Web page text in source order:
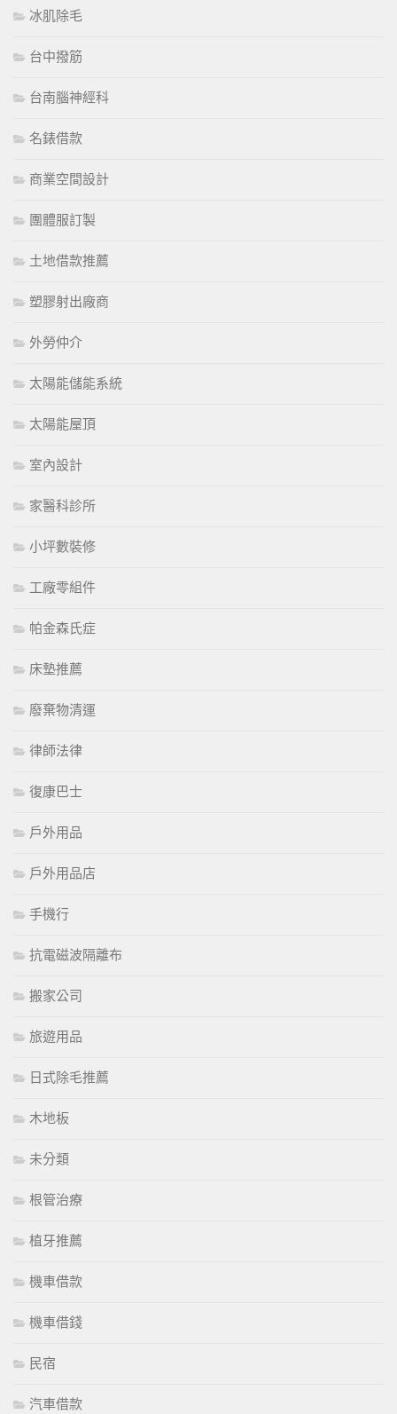
冰肌除毛
台中撥筋
台南腦神經科
名錶借款
商業空間設計
團體服訂製
土地借款推薦
塑膠射出廠商
外勞仲介
太陽能儲能系統
太陽能屋頂
室內設計
家醫科診所
小坪數裝修
工廠零組件
帕金森氏症
床墊推薦
廢棄物清運
律師法律
復康巴士
戶外用品
戶外用品店
手機行
抗電磁波隔離布
搬家公司
旅遊用品
日式除毛推薦
木地板
未分類
根管治療
植牙推薦
機車借款
機車借錢
民宿
汽車借款